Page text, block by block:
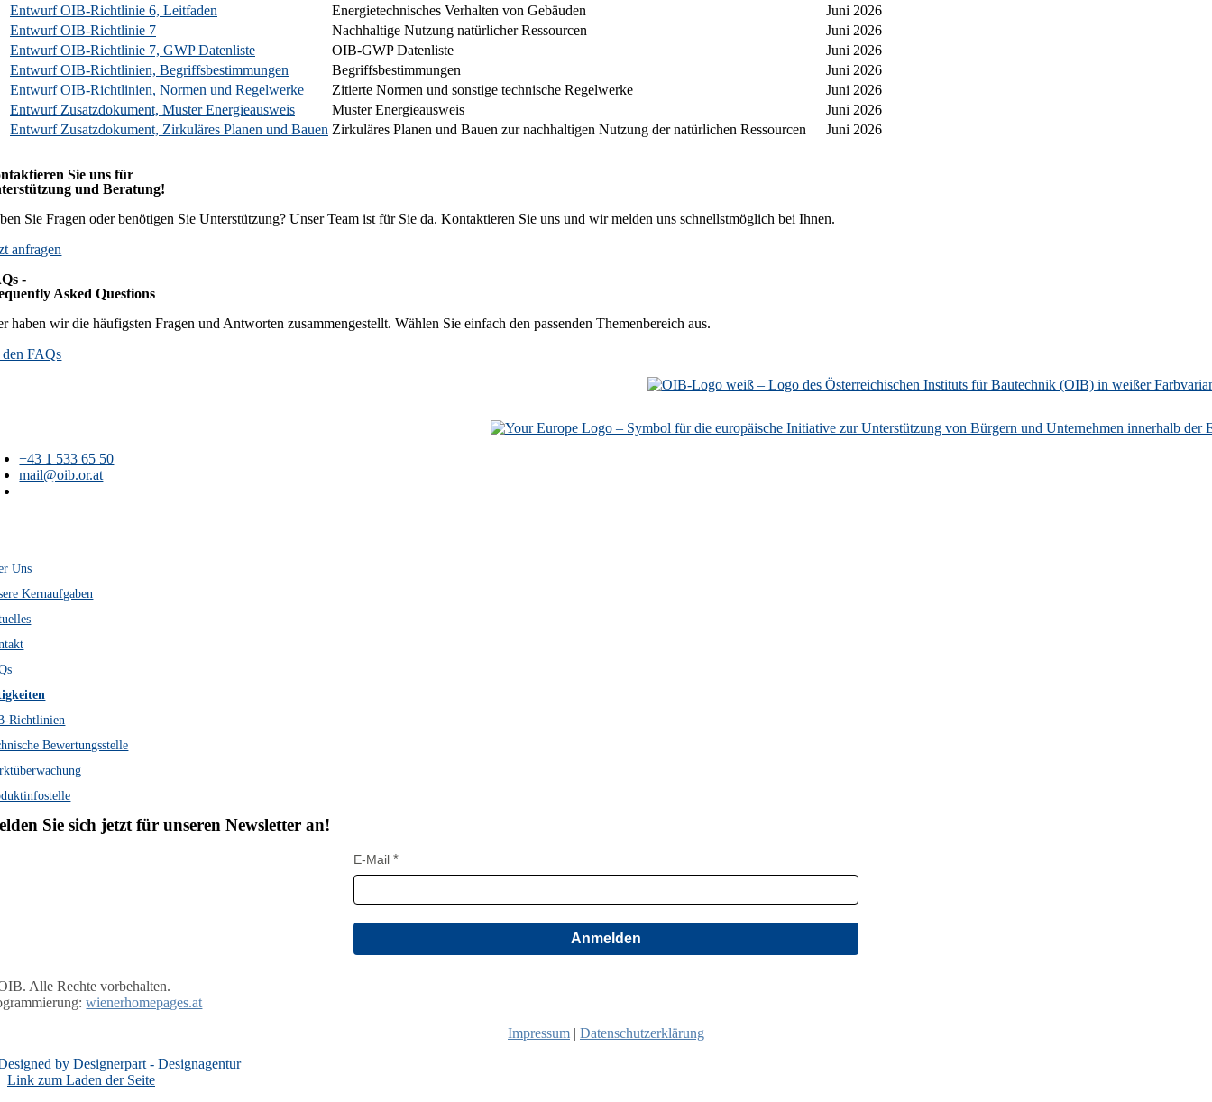
Entwurf OIB-Richtlinie 6, Leitfaden
Energietechnisches Verhalten von Gebäuden
Juni 2026
Entwurf OIB-Richtlinie 7
Nachhaltige Nutzung natürlicher Ressourcen
Juni 2026
Entwurf OIB-Richtlinie 7, GWP Datenliste
OIB-GWP Datenliste
Juni 2026
Entwurf OIB-Richtlinien, Begriffsbestimmungen
Begriffsbestimmungen
Juni 2026
Entwurf OIB-Richtlinien, Normen und Regelwerke
Zitierte Normen und sonstige technische Regelwerke
Juni 2026
Entwurf Zusatzdokument, Muster Energieausweis
Muster Energieausweis
Juni 2026
Entwurf Zusatzdokument, Zirkuläres Planen und Bauen Zirkuläres Planen und Bauen zur nachhaltigen Nutzung der natürlichen Ressourcen Juni 2026
Sie uns für
und Beratung!
Sie Fragen oder benötigen Sie Unterstützung? Unser Team ist für Sie da. Kontaktieren Sie uns und wir melden uns schnellstmöglich bei Ihnen.
anfragen
-
Asked Questions
haben wir die häufigsten Fragen und Antworten zusammengestellt. Wählen Sie einfach den passenden Themenbereich aus.
FAQs
+43 1 533 65 50
mail@oib.or.at
Uns
Kernaufgaben
Richtlinien
Bewertungsstelle
Sie sich jetzt für unseren Newsletter an!
E-Mail
Anmelden
Alle Rechte vorbehalten.
wienerhomepages.at
Impressum | Datenschutzerklärung
Link zum Laden der Seite